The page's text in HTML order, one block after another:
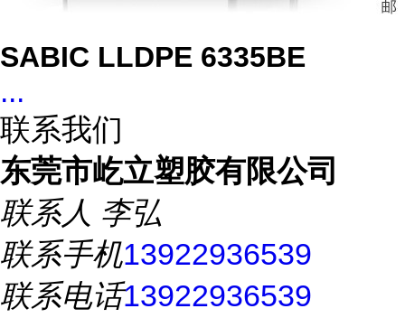
SABIC LLDPE 6335BE
...
联系我们
东莞市屹立塑胶有限公司
联系人 李弘
联系手机13922936539
联系电话13922936539